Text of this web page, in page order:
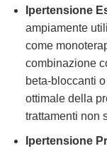
Ipertensione
ampiamente
come
combinazione
beta-bloccanti
ottimale della
trattamenti non
Ipertensione